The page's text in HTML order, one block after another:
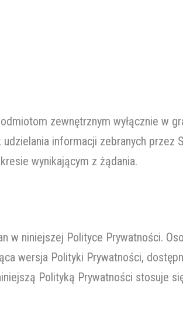
zewnętrznym wyłącznie w
informacji zebranych przez
wynikającym z żądania.
w niniejszej Polityce Prywatności.
wersja Polityki Prywatności,
Polityką Prywatności stosuje